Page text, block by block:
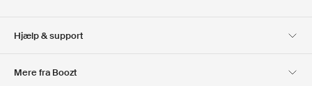
Hjælp & support
Mere fra Boozt